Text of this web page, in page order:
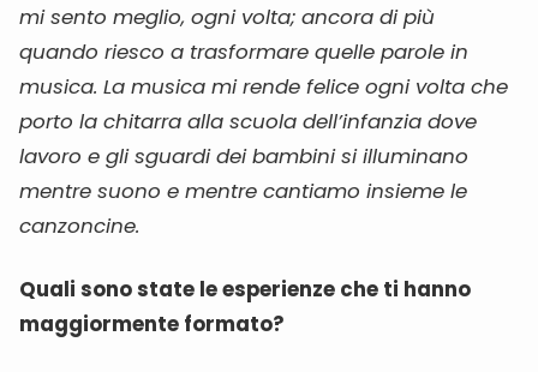
mi sento meglio, ogni volta; ancora di più
quando riesco a trasformare quelle parole in
musica. La musica mi rende felice ogni volta che
porto la chitarra alla scuola dell’infanzia dove
lavoro e gli sguardi dei bambini si illuminano
mentre suono e mentre cantiamo insieme le
canzoncine.
Quali sono state le esperienze che ti hanno
maggiormente formato?